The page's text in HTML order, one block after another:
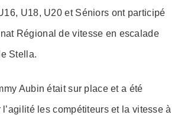
on
U18, U20 et Séniors ont participé
Régional de vitesse en escalade
Stella.
Aubin était sur place et a été
les compétiteurs et la vitesse à